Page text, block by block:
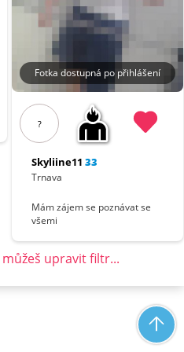
Fotka dostupná po přihlášení
?
Skyliine11 33
Trnava
Mám zájem se poznávat se
všemi
můžeš upravit filtr...